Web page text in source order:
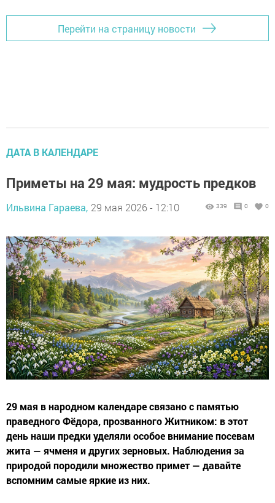
Перейти на страницу новости
ДАТА В КАЛЕНДАРЕ
Приметы на 29 мая: мудрость предков
Ильвина Гараева, 29 мая 2026 - 12:10 339 0 0
29 мая в народном календаре связано с памятью
праведного Фёдора, прозванного Житником: в этот
день наши предки уделяли особое внимание посевам
жита — ячменя и других зерновых. Наблюдения за
природой породили множество примет — давайте
вспомним самые яркие из них.